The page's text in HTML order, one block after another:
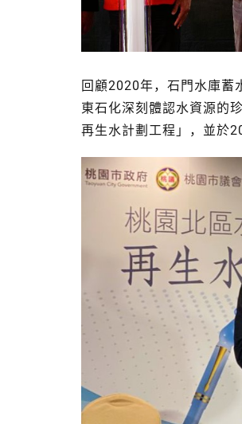
回顧2020年，石門水庫蓄
東石化深刻體認水資源的
再生水計劃工程」，並於